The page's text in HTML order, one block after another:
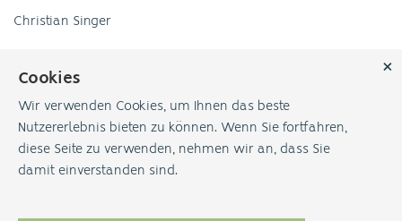
Christian Singer
Impressum Datenschutz
Cookies
Wir verwenden Cookies, um Ihnen das beste
Nutzererlebnis bieten zu können. Wenn Sie fortfahren,
diese Seite zu verwenden, nehmen wir an, dass Sie
damit einverstanden sind.